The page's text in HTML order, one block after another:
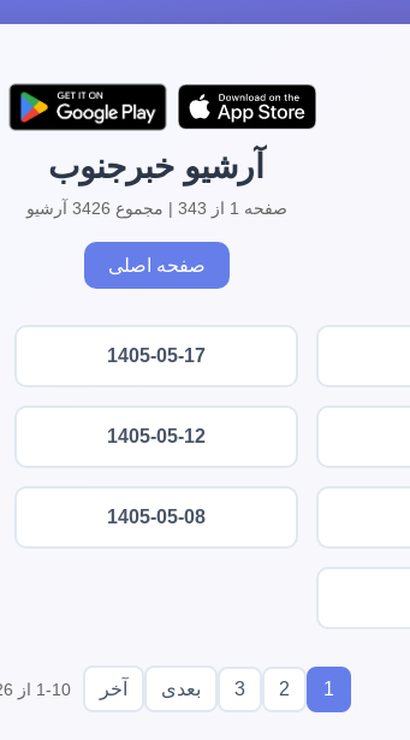
آرشیو خبرجنوب
صفحه 1 از 343 | مجموع 3426 آرشیو
صفحه اصلی
1405-05-17
1405-05-12
1405-05-08
1
2
3 بعدی آخر 1-10 از 3426